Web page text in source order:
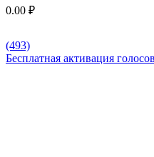
0.00 ₽
(493)
Бесплатная активация